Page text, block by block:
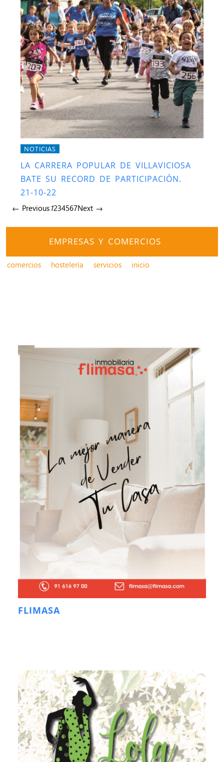
NOTICIAS
LA CARRERA POPULAR DE VILLAVICIOSA
BATE SU RECORD DE PARTICIPACIÓN.
21-10-22
← Previous1234567Next →
EMPRESAS Y COMERCIOS
comercios hostelería servicios inicio
FLIMASA